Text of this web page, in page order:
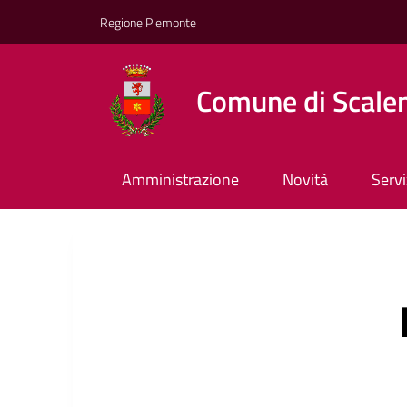
Regione Piemonte
Comune di
Amministrazione Novità